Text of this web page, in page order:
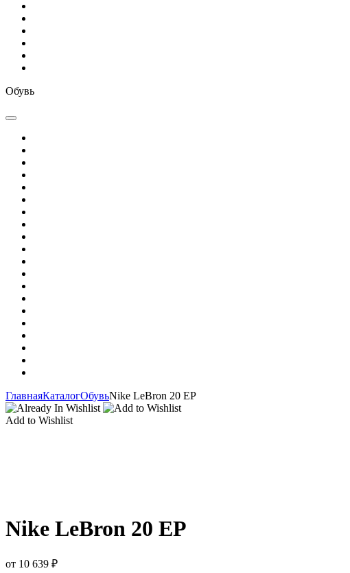
Обувь
ГлавнаяКаталогОбувьNike LeBron 20 EP
Add to Wishlist
Nike LeBron 20 EP
от 10 639 ₽